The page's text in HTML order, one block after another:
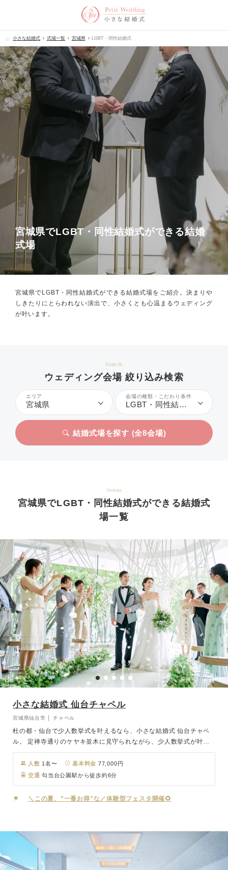
小さな結婚式 式場一覧 宮城県 LGBT・同性結婚式
宮城県でLGBT・同性結婚式ができる結婚
式場
宮城県でLGBT・同性結婚式ができる結婚式場をご紹介。 決まりや
しきたりにとらわれない演出で、小さくとも心温まるウェディング
が叶います。
Search
ウェディング会場 絞り込み検索
エリア
宮城県
会場の種類・こだわり条件
LGBT・同性結婚式
結婚式場を探す (全8会場)
Venue
宮城県でLGBT・同性結婚式ができる結婚式
場一覧
小さな結婚式 仙台チャペル
宮城県仙台市 │ チャペル
杜の都・仙台で少人数挙式を叶えるなら、小さな結婚式 仙台チャペ
ル。 定禅寺通りのケヤキ並木に見守られながら、少人数挙式が叶い
ます。 デザインコンセプトは樹木のシルエットをイメージし、自然
とモダンなインテリアが、おふたりをより華やかに演出。 店舗全体
のモチーフとして自然の形状を基調とし、外の自然を建物内にも感じ
られる暖かい空間を表現しています。
人数 1名〜 基本料金 77,000円
交通 勾当台公園駅から徒歩約6分
＼この夏、”一番お得”な／体験型フェスタ開催🌻